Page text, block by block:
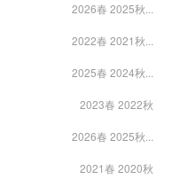
2026春 2025秋...
2022春 2021秋...
2025春 2024秋...
2023春 2022秋
2026春 2025秋...
2021春 2020秋